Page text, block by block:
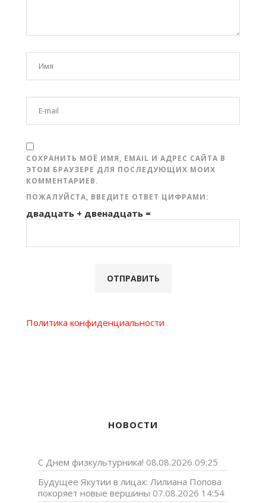
СОХРАНИТЬ МОЁ ИМЯ, EMAIL И АДРЕС САЙТА В
ЭТОМ БРАУЗЕРЕ ДЛЯ ПОСЛЕДУЮЩИХ МОИХ
КОММЕНТАРИЕВ.
ПОЖАЛУЙСТА, ВВЕДИТЕ ОТВЕТ ЦИФРАМИ:
двадцать + двенадцать =
Политика конфиденциальности
НОВОСТИ
С Днем физкультурника! 08.08.2026 09:25
Будущее Якутии в лицах: Лилиана Попова
покоряет новые вершины 07.08.2026 14:54